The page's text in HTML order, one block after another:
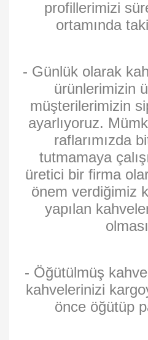
profillerimizi
ortamında
- Günlük olarak
ürünlerimizin
müşterilerimizin
ayarlıyoruz.
raflarımızda
tutmamaya
üretici bir firma
önem verdiğimiz
yapılan
- Öğütülmüş
kahvelerinizi
önce öğütüp